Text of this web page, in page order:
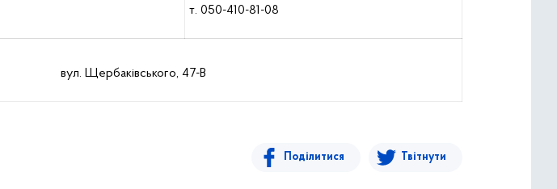
т. 050-410-81-08
вул. Щербаківського, 47-В
Поділитися Твітнути